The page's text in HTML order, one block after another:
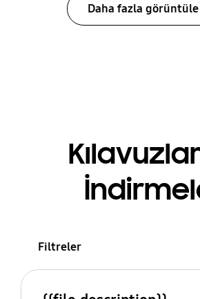
Daha fazla görüntüle
Filtreler